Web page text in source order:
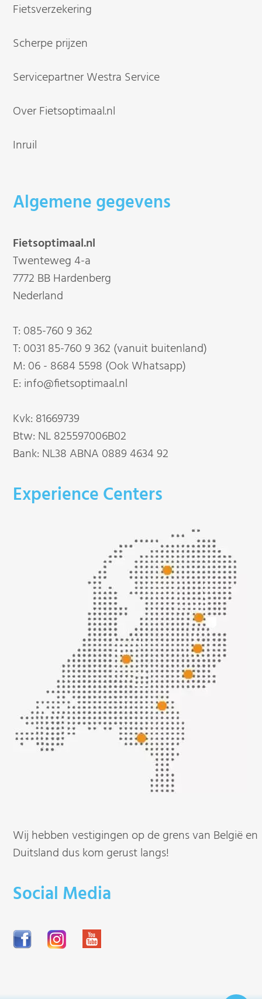
Fietsverzekering
Scherpe prijzen
Servicepartner Westra Service
Over Fietsoptimaal.nl
Inruil
Algemene gegevens
Fietsoptimaal.nl
Twenteweg 4-a
7772 BB Hardenberg
Nederland
T: 085-760 9 362
T: 0031 85-760 9 362 (vanuit buitenland)
M: 06 - 8684 5598 (Ook Whatsapp)
E: info@fietsoptimaal.nl
Kvk: 81669739
Btw: NL 825597006B02
Bank: NL38 ABNA 0889 4634 92
Experience Centers
Wij hebben vestigingen op de grens van België en
Duitsland dus kom gerust langs!
Social Media